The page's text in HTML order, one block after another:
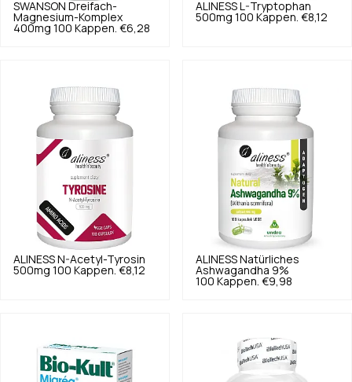
SWANSON Dreifach-
Magnesium-Komplex
400mg 100 Kappen. €6,28
ALINESS
L-Tryptophan
500mg 100 Kappen. €8,12
ALINESS N-Acetyl-Tyrosin
500mg 100 Kappen. €8,12
ALINESS Natürliches
Ashwagandha 9%
100 Kappen. €9,98